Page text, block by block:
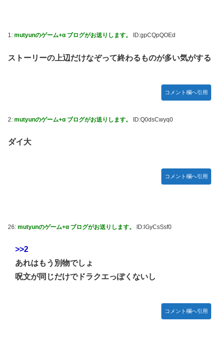
海外「全部日本の真似だったのか…」 日本の普通のテレビ
羽田ニアミス搭乗の中国人「補償も見舞いもない」中国ネッ
【画像】お前らこの超美人容疑者が、整形か否か判定し
らコレw」←こwれwはw w w w w w w w w w
【ホロライブ】アキロゼ、映画をきっかけに「ちいかわ」に
どハマり「今では毎晩1時間くらい見ながら入眠していま
こ好きすぎるｗｗｗｗｗｗｗｗｗｗｗｗｗ
ん・・・
【名探偵プリキュア】明智が変身できた理由、謎すぎる…
【艦これ】E5-4をウイニングランって言ったやつ誰や
欧州「日本だけ反則だろ…」 世界の『日本びいき』にヨー
思い通りに動かない熊本被災者に左派が我慢ならなくなった
大日本帝国陸軍「侵攻できたとして、食糧どうすんだよ」大
露 なお足の状態の方を心配されてしまう
「Sゴーゴージャグラー4KT（北電子）」「Lライザのアト
リエKD（北電子）」が検定通過
1: mutyunのゲーム+α ブログがお送りします。 ID:gpCQpQOEd
ストーリーの上辺だけなぞって終わるものが多い気がする
コメント欄へ引用
2: mutyunのゲーム+α ブログがお送りします。 ID:Q0dsCwyq0
ダイ大
コメント欄へ引用
26: mutyunのゲーム+α ブログがお送りします。 ID:lGyCsSsf0
>>2
あれはもう別物でしょ
呪文が同じだけでドラクエっぽくないし
コメント欄へ引用